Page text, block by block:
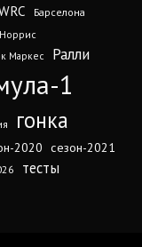
Барселона
Маркес Ралли
1
гонка
2020 сезон-2021
тесты